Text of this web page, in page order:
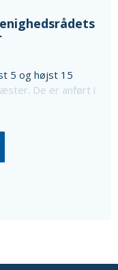
5 og højst 15
De er anført i
særlige poster
de valgte